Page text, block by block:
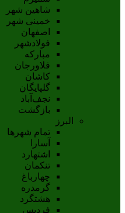
شاهین شهر
خمینی شهر
اصفهان
فولادشهر
مبارکه
فلاورجان
کاشان
گلپايگان
نجف‌آباد
بازگشت
البرز
تمام شهر‌ها
آسارا
اشتهارد
تنکمان
چهارباغ
گرمدره
هشتگرد
فردیس